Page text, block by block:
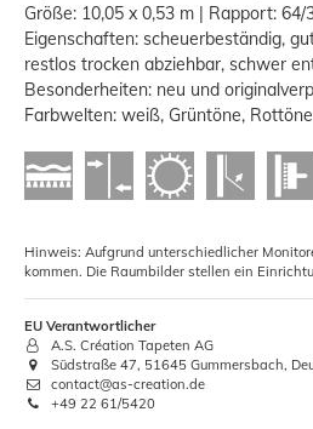
Größe: 10,05 x 0,53 m | Rapport:
Eigenschaften: scheuerbeständig,
restlos trocken abziehbar, schwer
Besonderheiten: neu und
Farbwelten: weiß, Grüntöne, Rottöne
Hinweis: Aufgrund unterschiedlicher
kommen. Die Raumbilder stellen ein
EU Verantwortlicher
A.S. Création Tapeten AG
Südstraße 47, 51645 Gummersbach,
contact@as-creation.de
+49 22 61/5420